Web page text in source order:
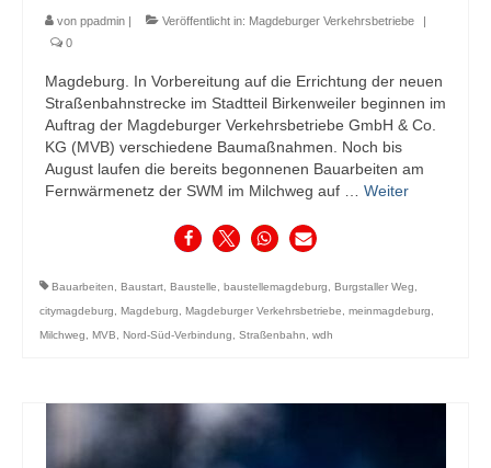
von ppadmin Veröffentlicht in: Magdeburger Verkehrsbetriebe
0
Magdeburg. In Vorbereitung auf die Errichtung der neuen
Straßenbahnstrecke im Stadtteil Birkenweiler beginnen im
Auftrag der Magdeburger Verkehrsbetriebe GmbH & Co.
KG (MVB) verschiedene Baumaßnahmen. Noch bis
August laufen die bereits begonnenen Bauarbeiten am
Fernwärmenetz der SWM im Milchweg auf … Weiter
Bauarbeiten, Baustart, Baustelle, baustellemagdeburg, Burgstaller Weg,
citymagdeburg, Magdeburg, Magdeburger Verkehrsbetriebe, meinmagdeburg,
Milchweg, MVB, Nord-Süd-Verbindung, Straßenbahn, wdh